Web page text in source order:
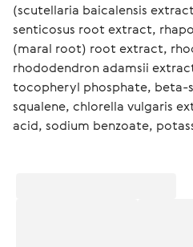
(scutellaria baicalensis
senticosus root extract,
(maral root) root extract,
rhododendron adamsii
tocopheryl phosphate, beta-
squalene, chlorella vulgaris
acid, sodium benzoate,